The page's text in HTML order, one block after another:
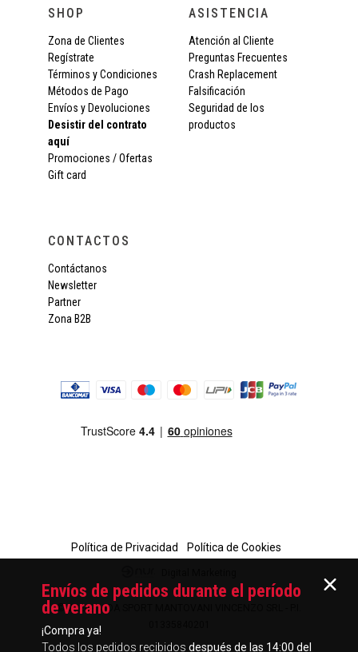
SHOP
Zona de Clientes
Regístrate
Términos y Condiciones
Métodos de Pago
Envíos y Devoluciones
Desistir del contrato
aquí
Promociones / Ofertas
Gift card
ASISTENCIA
Atención al Cliente
Preguntas Frecuentes
Crash Replacement
Falsificación
Seguridad de los
productos
CONTACTOS
Contáctanos
Newsletter
Partner
Zona B2B
Política de Privacidad Política de Cookies
© 2026 - MOA SPORT MANTOVANI VINCENZO SRL - P.I.
Envíos de pedidos durante el período
de verano
¡Compra ya!
Todos los pedidos recibidos después de las 14:00 del